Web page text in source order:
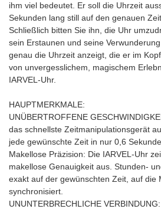
ihm viel bedeutet. Er soll die Uhrzeit
Sekunden lang still auf den genauen
Schließlich bitten Sie ihn, die Uhr
sein Erstaunen und seine
genau die Uhrzeit anzeigt, die er im
von unvergesslichem, magischem
IARVEL-Uhr.
HAUPTMERKMALE:
UNÜBERTROFFENE
das schnellste Zeitmanipulationsgerät
jede gewünschte Zeit in nur 0,6
Makellose Präzision: Die IARVEL-Uhr
makellose Genauigkeit aus. Stunden-
exakt auf der gewünschten Zeit, auf die
synchronisiert.
UNUNTERBRECHLICHE